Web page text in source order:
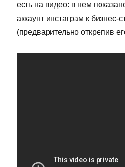
есть на видео: в нем
аккаунт инстаграм к бизнес-
(предварительно открепив